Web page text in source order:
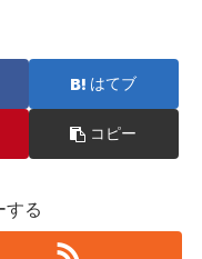
はてブ
コピー
する